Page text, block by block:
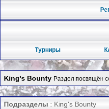
Турниры
King's Bounty Раздел посвящён
Подразделы : King's Bounty